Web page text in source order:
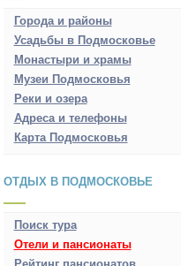
Города и районы
Усадьбы в Подмосковье
Монастыри и храмы
Музеи Подмосковья
Реки и озера
Адреса и телефоны
Карта Подмосковья
ОТДЫХ В ПОДМОСКОВЬЕ
Поиск тура
Отели и пансионаты